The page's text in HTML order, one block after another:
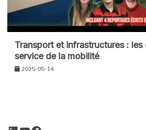
Transport et infrastructures : les
service de la mobilité
2025-05-14